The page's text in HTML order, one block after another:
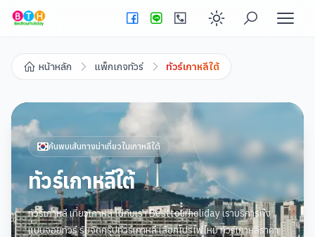
Enable dark
หน้าหลัก แพ็กเกจทัวร์ ทัวร์เกาหลีใต้
ค้นพบเส้นทางน่าเที่ยวในเกาหลีใต้
ทัวร์เกาหลีใต้
ทัวร์เกาหลี เที่ยวเกาหลี ไปกับเรา Besttourholiday เราบริการทั้ง
แบบจอยทัวร์ รับจัดกรุ๊ปทัวร์เกาหลี เลือกโปรไฟไหม้ ทัวร์เกาหลีราคา